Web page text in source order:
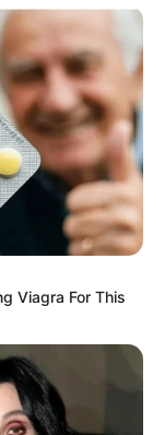
Viagra For This